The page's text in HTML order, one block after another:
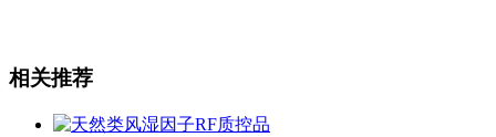
相关推荐